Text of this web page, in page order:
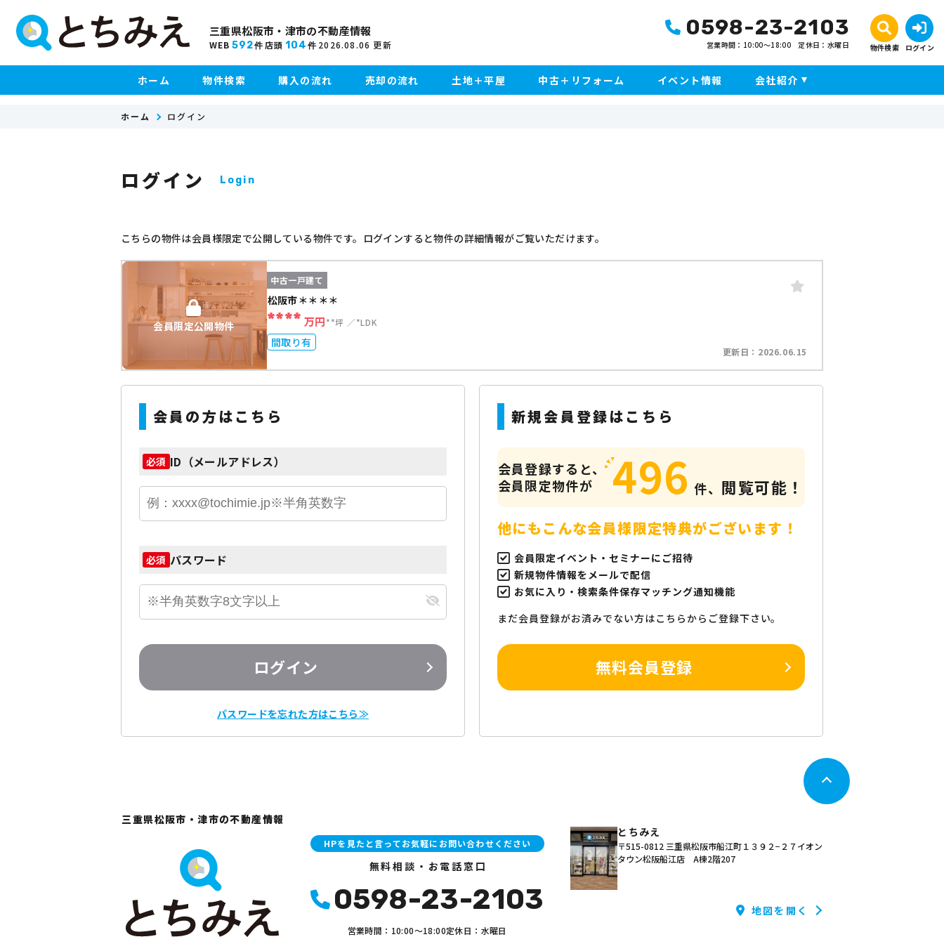
三重県松阪市・津市の不動産情報
WEB 592件 店頭 104 件 2026.08.06 更新
0598-23-2103
営業時間：10:00〜18:00 定休日：水曜日 物件検索 ログイン
ホーム 物件検索 購入の流れ 売却の流れ 土地＋平屋 中古＋リフォーム イベント情報 会社紹介
ホーム ログイン
ログイン Login
こちらの物件は会員様限定で公開している物件です。ログインすると物件の詳細情報がご覧いただけます。
会員限定公開物件
中古一戸建て
松阪市＊＊＊＊
**** 万円**坪 *LDK
間取り有
更新日： 2026.06.15
会員の方はこちら
必須 ID（メールアドレス）
必須 パスワード
ログイン
パスワードを忘れた方はこちら≫
新規会員登録はこちら
会員登録すると、
会員限定物件が
496 件、 閲覧可能！
他にもこんな会員様限定特典がございます！
会員限定イベント・セミナーにご招待
新規物件情報をメールで配信
お気に入り・検索条件保存マッチング通知機能
まだ会員登録がお済みでない方はこちらからご登録下さい。
無料会員登録
三重県松阪市・津市の不動産情報
HPを見たと言ってお気軽にお問い合わせください
無料相談・お電話窓口
0598-23-2103
営業時間：10:00〜18:00定休日：水曜日
とちみえ
〒515-0812 三重県松阪市船江町１３９２−２７イオン
タウン松阪船江店 A棟2階207
地図を開く